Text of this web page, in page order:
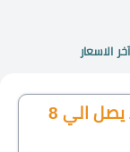
الاسعار
10% مقدم وتقسيط يصل الي 8